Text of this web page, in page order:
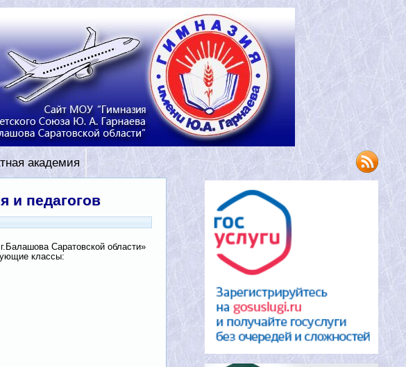
академия
и педагогов
Саратовской области»
классы: